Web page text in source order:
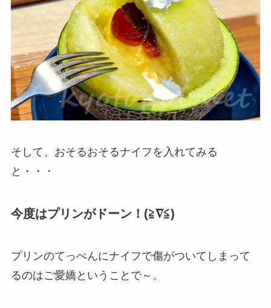
そして、おそるおそるナイフを入れてみる
と・・・
今度はプリンがドーン！(≧∇≦)
プリンのてっぺんにナイフで傷がついてしまって
るのはご愛嬌ということで～。